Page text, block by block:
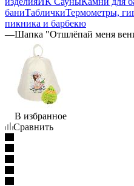
баниТабличкиТермометры,
пикника и барбекю
—Шапка "Отшлёпай меня
В избранное
Сравнить